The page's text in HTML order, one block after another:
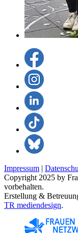
Impressum |
Copyright 2025 by
vorbehalten.
Erstellung &
TR mediendesign.